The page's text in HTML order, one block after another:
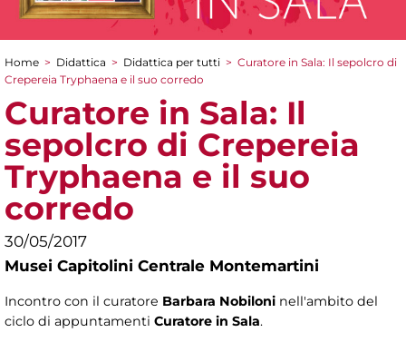
Tu sei qui
Home > Didattica > Didattica per tutti > Curatore in Sala: Il sepolcro di
Crepereia Tryphaena e il suo corredo
Curatore in Sala: Il
sepolcro di Crepereia
Tryphaena e il suo
corredo
30/05/2017
Musei Capitolini Centrale Montemartini
Incontro con il curatore Barbara Nobiloni nell'ambito del
ciclo di appuntamenti Curatore in Sala.